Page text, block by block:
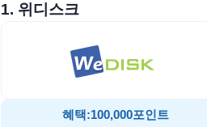
1. 위디스크
혜택:100,000포인트